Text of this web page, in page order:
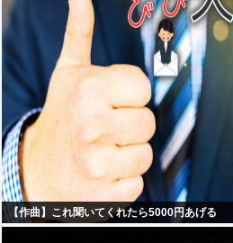
【作曲】これ聞いてくれたら5000円あげる